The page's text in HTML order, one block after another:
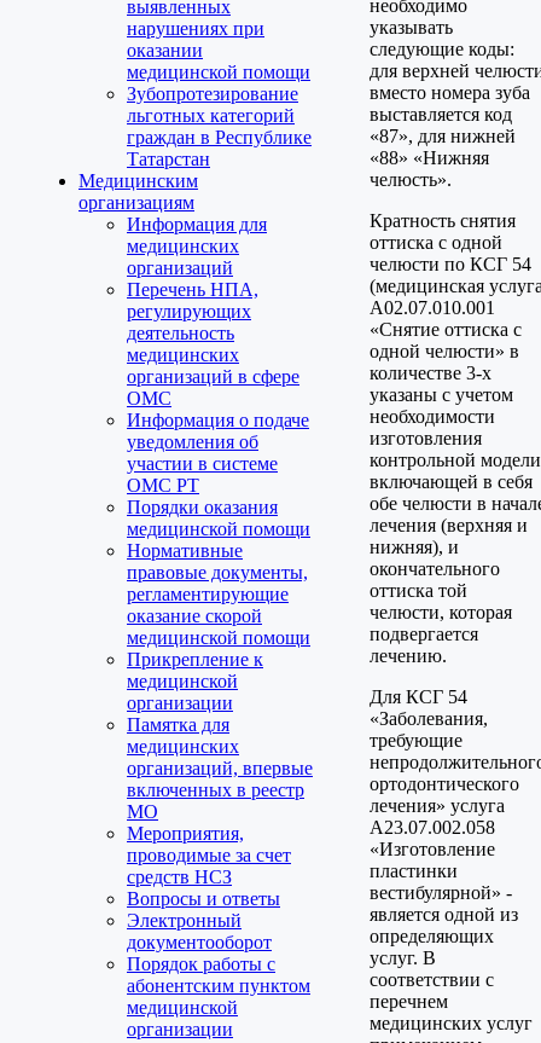
выявленных
нарушениях при
оказании
медицинской помощи
Зубопротезирование
льготных категорий
граждан в Республике
Татарстан
Медицинским
организациям
Информация для
медицинских
организаций
Перечень НПА,
регулирующих
деятельность
медицинских
организаций в сфере
ОМС
Информация о подаче
уведомления об
участии в системе
ОМС РТ
Порядки оказания
медицинской помощи
Нормативные
правовые документы,
регламентирующие
оказание скорой
медицинской помощи
Прикрепление к
медицинской
организации
Памятка для
медицинских
организаций, впервые
включенных в реестр
МО
Мероприятия,
проводимые за счет
средств НСЗ
Вопросы и ответы
Электронный
документооборот
Порядок работы с
абонентским пунктом
медицинской
организации
необходимо
указывать
следующие коды:
для верхней
вместо номера зуба
выставляется код
«87», для нижней
«88» «Нижняя
челюсть».
Кратность снятия
оттиска с одной
челюсти по КСГ 54
(медицинская
A02.07.010.001
«Снятие оттиска с
одной челюсти» в
количестве 3-х
указаны с учетом
необходимости
изготовления
контрольной
включающей в себя
обе челюсти в
лечения (верхняя и
нижняя), и
окончательного
оттиска той
челюсти, которая
подвергается
лечению.
Для КСГ 54
«Заболевания,
требующие
ортодонтического
лечения» услуга
A23.07.002.058
«Изготовление
пластинки
вестибулярной» -
является одной из
определяющих
услуг. В
соответствии с
перечнем
медицинских услуг